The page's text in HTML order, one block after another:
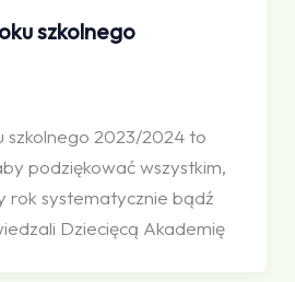
szkolnego
szkolnego 2023/2024 to
podziękować wszystkim,
rok systematycznie bądź
Dziecięcą Akademię